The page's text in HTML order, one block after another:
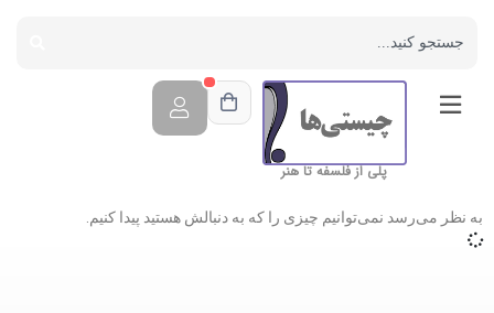
پلی از فلسفه تا هنر
به نظر می‌رسد نمی‌توانیم چیزی را که به دنبالش هستید پیدا کنیم.